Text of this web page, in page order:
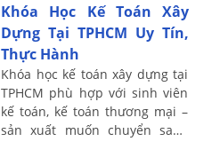
Khóa Học Kế Toán Xây
Dựng Tại TPHCM Uy Tín,
Thực Hành
Khóa học kế toán xây dựng tại
TPHCM phù hợp với sinh viên
kế toán, kế toán thương mại –
sản xuất muốn chuyển sang